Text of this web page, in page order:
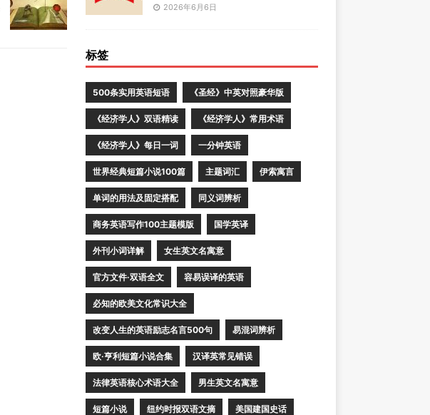
2026年6月6日
标签
500条实用英语短语 《圣经》中英对照豪华版
《经济学人》双语精读 《经济学人》常用术语
《经济学人》每日一词 一分钟英语
世界经典短篇小说100篇 主题词汇 伊索寓言
单词的用法及固定搭配 同义词辨析
商务英语写作100主题模版 国学英译
外刊小词详解 女生英文名寓意
官方文件·双语全文 容易误译的英语
必知的欧美文化常识大全
改变人生的英语励志名言500句 易混词辨析
欧·亨利短篇小说合集 汉译英常见错误
法律英语核心术语大全 男生英文名寓意
短篇小说 纽约时报双语文摘 美国建国史话